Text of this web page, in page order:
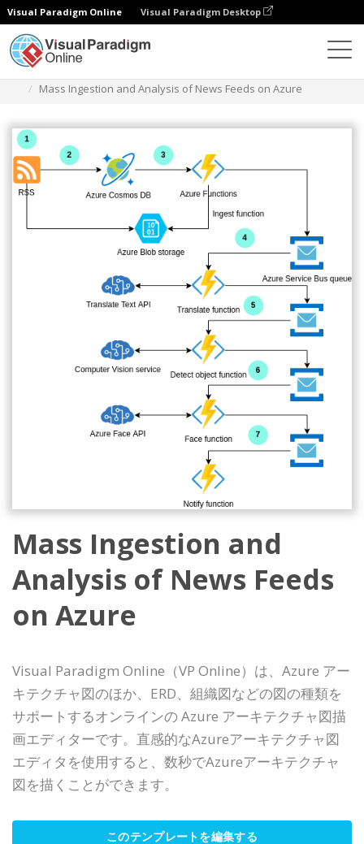
Visual Paradigm Online Visual Paradigm Desktop
Mass Ingestion and Analysis of News Feeds on Azure
Mass Ingestion and
Analysis of News Feeds
on Azure
Visual Paradigm Online（VP Online）は、Azure アー
キテクチャ図のほか、ERD、組織図などの図の種類を
サポートするオンラインの Azure アーキテクチャ図描
画エディターです。直感的なAzureアーキテクチャ図
エディタを使用すると、数秒でAzureアーキテクチャ
図を描くことができます。
このテンプレートを編集する